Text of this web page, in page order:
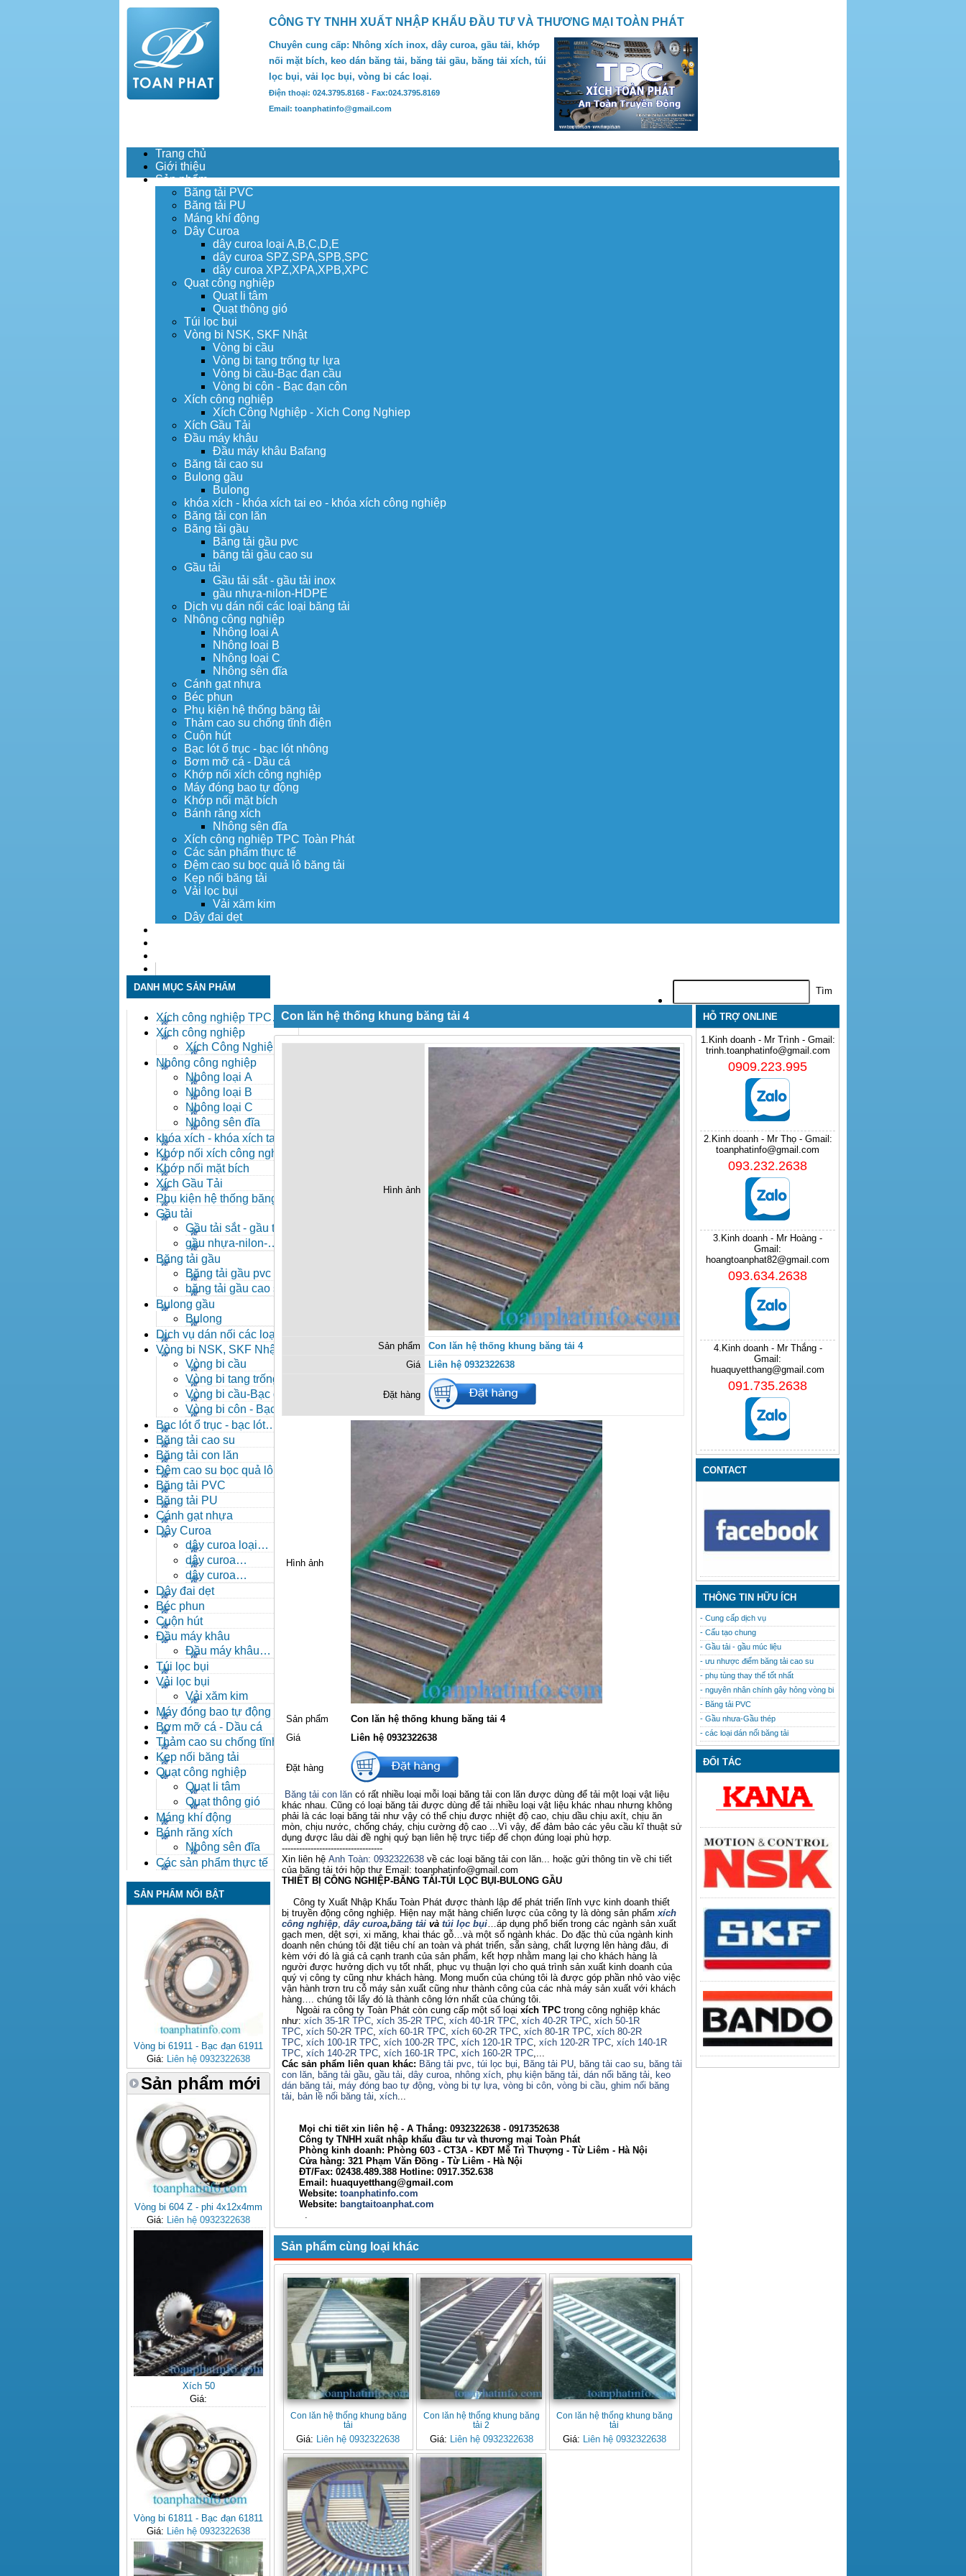
CÔNG TY TNHH XUẤT NHẬP KHẨU ĐẦU TƯ VÀ THƯƠNG MẠI TOÀN PHÁT
Chuyên cung cấp: Nhông xích inox, dây curoa, gầu tải, khớp
nối mặt bích, keo dán băng tải, băng tải gầu, băng tải xích, túi
lọc bụi, vải lọc bụi, vòng bi các loại.
Điện thoại: 024.3795.8168 - Fax:024.3795.8169
Email: toanphatinfo@gmail.com
Trang chủ
Giới thiệu
Sản phẩm
Băng tải PVC
Băng tải PU
Máng khí động
Dây Curoa
dây curoa loại A,B,C,D,E
dây curoa SPZ,SPA,SPB,SPC
dây curoa XPZ,XPA,XPB,XPC
Quạt công nghiệp
Quạt li tâm
Quạt thông gió
Túi lọc bụi
Vòng bi NSK, SKF Nhật
Vòng bi cầu
Vòng bi tang trống tự lựa
Vòng bi cầu-Bạc đạn cầu
Vòng bi côn - Bạc đạn côn
Xích công nghiệp
Xích Công Nghiệp - Xich Cong Nghiep
Xích Gầu Tải
Đầu máy khâu
Đầu máy khâu Bafang
Băng tải cao su
Bulong gầu
Bulong
khóa xích - khóa xích tai eo - khóa xích công nghiệp
Băng tải con lăn
Băng tải gầu
Băng tải gầu pvc
băng tải gầu cao su
Gầu tải
Gầu tải sắt - gầu tải inox
gầu nhựa-nilon-HDPE
Dịch vụ dán nối các loại băng tải
Nhông công nghiệp
Nhông loại A
Nhông loại B
Nhông loại C
Nhông sên đĩa
Cánh gạt nhựa
Béc phun
Phụ kiện hệ thống băng tải
Thảm cao su chống tĩnh điện
Cuộn hút
Bạc lót ổ trục - bạc lót nhông
Bơm mỡ cá - Dầu cá
Khớp nối xích công nghiệp
Máy đóng bao tự động
Khớp nối mặt bích
Bánh răng xích
Nhông sên đĩa
Xích công nghiệp TPC Toàn Phát
Các sản phẩm thực tế
Đệm cao su bọc quả lô băng tải
Kẹp nối băng tải
Vải lọc bụi
Vải xăm kim
Dây đai dẹt
DANH MỤC SẢN PHẨM
Xích công nghiệp TPC
Toàn Phát
Xích công nghiệp
Xích Công Nghiệp -
Xich Cong Nghiep
Nhông công nghiệp
Nhông loại A
Nhông loại B
Nhông loại C
Nhông sên đĩa
khóa xích - khóa xích tai eo
- khóa xích công nghiệp
Khớp nối xích công nghiệp
Khớp nối mặt bích
Xích Gầu Tải
Phụ kiện hệ thống băng tải
Gầu tải
Gầu tải sắt - gầu tải
inox
gầu nhựa-nilon-
HDPE
Băng tải gầu
Băng tải gầu pvc
băng tải gầu cao su
Bulong gầu
Bulong
Dịch vụ dán nối các loại
băng tải
Vòng bi NSK, SKF Nhật
Vòng bi cầu
Vòng bi tang trống tự
lựa
Vòng bi cầu-Bạc đạn
cầu
Vòng bi côn - Bạc
đạn côn
Bạc lót ổ trục - bạc lót
nhông
Băng tải cao su
Băng tải con lăn
Đệm cao su bọc quả lô
băng tải
Băng tải PVC
Băng tải PU
Cánh gạt nhựa
Dây Curoa
dây curoa loại
A,B,C,D,E
dây curoa
SPZ,SPA,SPB,SPC
dây curoa
XPZ,XPA,XPB,XPC
Dây đai dẹt
Béc phun
Cuộn hút
Đầu máy khâu
Đầu máy khâu
Bafang
Túi lọc bụi
Vải lọc bụi
Vải xăm kim
Máy đóng bao tự động
Bơm mỡ cá - Dầu cá
Thảm cao su chống tĩnh
điện
Kẹp nối băng tải
Quạt công nghiệp
Quạt li tâm
Quạt thông gió
Máng khí động
Bánh răng xích
Nhông sên đĩa
Các sản phẩm thực tế
SẢN PHẨM NỔI BẬT
Vòng bi 61911 - Bạc đạn 61911
Giá: Liên hệ 0932322638
Sản phẩm mới
Vòng bi 604 Z - phi 4x12x4mm
Giá:
Liên hệ 0932322638
Xích 50
Giá:
Vòng bi 61811 - Bạc đạn 61811
Giá: Liên hệ 0932322638
Con lăn hệ thống khung băng tải 4
Hình ảnh
Sản phẩm
Con lăn hệ thống khung băng tải 4
Giá
Liên hệ 0932322638
Đặt hàng
Hình ảnh
Sản phẩm
Con lăn hệ thống khung băng tải 4
Giá
Liên hệ 0932322638
Đặt hàng
Băng tải con lăn có rất nhiều loại mỗi loại băng tải con lăn được dùng để tải một loại vật liệu
khác nhau. Cũng có loại băng tải được dùng để tải nhiều loại vật liệu khác nhau nhưng không
phải là các loại băng tải như vậy có thể chịu được nhiệt độ cao, chịu dầu chịu axít, chịu ăn
mòn, chịu nước, chống cháy, chịu cường độ cao ...Vì vậy, để đảm bảo các yêu cầu kĩ thuật sử
dụng được lâu dài đề nghị quý bạn liên hệ trực tiếp để chọn đúng loại phù hợp.
-----------------------------------
Xin liên hệ Anh Toàn: 0932322638 về các loại băng tải con lăn... hoặc gửi thông tin về chi tiết
của băng tải tới hộp thư Email: toanphatinfo@gmail.com
THIẾT BỊ CÔNG NGHIỆP-BĂNG TẢI-TÚI LỌC BỤI-BULONG GẦU
Công ty Xuất Nhập Khẩu Toàn Phát được thành lập để phát triển lĩnh vực kinh doanh thiết
bị truyền động công nghiệp. Hiện nay mặt hàng chiến lược của công ty là dòng sản phẩm xích
công nghiệp, dây curoa,băng tải và túi lọc bụi…áp dụng phổ biến trong các ngành sản xuất
gạch men, dệt sợi, xi măng, khai thác gỗ…và một số ngành khác. Do đặc thù của ngành kinh
doanh nên chúng tôi đặt tiêu chí an toàn và phát triển, sẵn sàng, chất lượng lên hàng đâu, đi
kèm với đó là giá cả cạnh tranh của sản phẩm, kết hợp nhằm mang lại cho khách hàng là
người được hưởng dịch vụ tốt nhất, phục vụ thuận lợi cho quá trình sản xuất kinh doanh của
quý vị công ty cũng như khách hàng. Mong muốn của chúng tôi là được góp phần nhỏ vào việc
vận hành trơn tru cỗ máy sản xuất cũng như thành công của các nhà máy sản xuất với khách
hàng…. chúng tôi lấy đó là thành công lớn nhất của chúng tôi.
Ngoài ra công ty Toàn Phát còn cung cấp một số loại xích TPC trong công nghiệp khác
như: xích 35-1R TPC, xích 35-2R TPC, xích 40-1R TPC, xích 40-2R TPC, xích 50-1R
TPC, xích 50-2R TPC, xích 60-1R TPC, xích 60-2R TPC, xích 80-1R TPC, xích 80-2R
TPC, xích 100-1R TPC, xích 100-2R TPC, xích 120-1R TPC, xích 120-2R TPC, xích 140-1R
TPC, xích 140-2R TPC, xích 160-1R TPC, xích 160-2R TPC,...
Các sản phẩm liên quan khác: Băng tải pvc, túi lọc bụi, Băng tải PU, băng tải cao su, băng tải
con lăn, băng tải gầu, gầu tải, dây curoa, nhông xích, phụ kiện băng tải, dán nối băng tải, keo
dán băng tải, máy đóng bao tự động, vòng bi tự lựa, vòng bi côn, vòng bi cầu, ghim nối băng
tải, bản lề nối băng tải, xích...
Mọi chi tiết xin liên hệ - A Thắng: 0932322638 - 0917352638
Công ty TNHH xuất nhập khẩu đầu tư và thương mại Toàn Phát
Phòng kinh doanh: Phòng 603 - CT3A - KĐT Mễ Trì Thượng - Từ Liêm - Hà Nội
Cửa hàng: 321 Phạm Văn Đồng - Từ Liêm - Hà Nội
ĐT/Fax: 02438.489.388 Hotline: 0917.352.638
Email: huaquyetthang@gmail.com
Website: toanphatinfo.com
Website: bangtaitoanphat.com
.
Sản phẩm cùng loại khác
Con lăn hệ thống khung băng
tải
Giá: Liên hệ 0932322638
Con lăn hệ thống khung băng
tải 2
Giá: Liên hệ 0932322638
Con lăn hệ thống khung băng
tải
Giá: Liên hệ 0932322638
HỖ TRỢ ONLINE
1.Kinh doanh - Mr Trình - Gmail:
trinh.toanphatinfo@gmail.com
0909.223.995
2.Kinh doanh - Mr Thọ - Gmail:
toanphatinfo@gmail.com
093.232.2638
3.Kinh doanh - Mr Hoàng -
Gmail:
hoangtoanphat82@gmail.com
093.634.2638
4.Kinh doanh - Mr Thắng -
Gmail:
huaquyetthang@gmail.com
091.735.2638
CONTACT
THÔNG TIN HỮU ÍCH
- Cung cấp dịch vụ
- Cấu tạo chung
- Gầu tải - gầu múc liệu
- ưu nhược điểm băng tải cao su
- phụ tùng thay thế tốt nhất
- nguyên nhân chính gây hỏng vòng bi
- Băng tải PVC
- Gầu nhưa-Gầu thép
- các loại dán nối băng tải
ĐỐI TÁC